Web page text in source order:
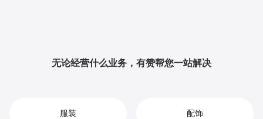
无论经营什么业务，有赞帮您一站解决
服装 配饰